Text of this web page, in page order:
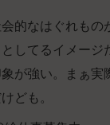
的なはぐれもの
してるイメージ
が強い。まぁ実
ども。